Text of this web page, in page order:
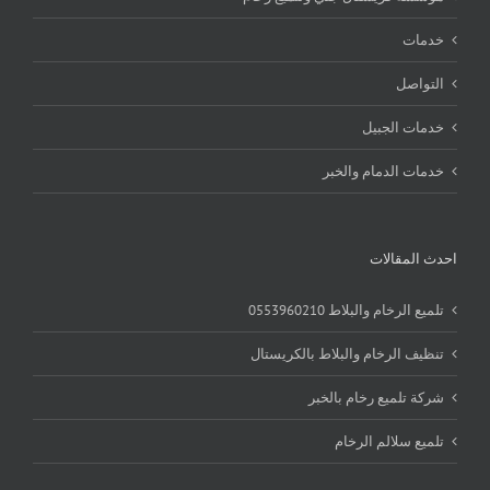
خدمات
التواصل
خدمات الجبيل
خدمات الدمام والخبر
احدث المقالات
تلميع الرخام والبلاط 0553960210
تنظيف الرخام والبلاط بالكريستال
شركة تلميع رخام بالخبر
تلميع سلالم الرخام